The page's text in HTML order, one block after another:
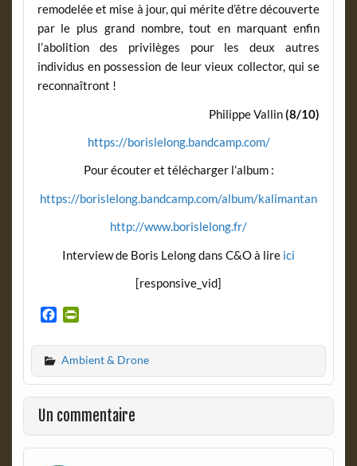
remodelée et mise à jour, qui mérite d’être découverte
par le plus grand nombre, tout en marquant enfin
l’abolition des privilèges pour les deux autres
individus en possession de leur vieux collector, qui se
reconnaîtront !
Philippe Vallin(8/10)
https://borislelong.bandcamp.com/
Pour écouter et télécharger l’album :
https://borislelong.bandcamp.com/album/kalimantan
http://www.borislelong.fr/
Interview de Boris Lelong dans C&O à lire ici
[responsive_vid]
c
e
b
o
o
k
i
n
t
F
r
i
Ambient & Drone
Un commentaire